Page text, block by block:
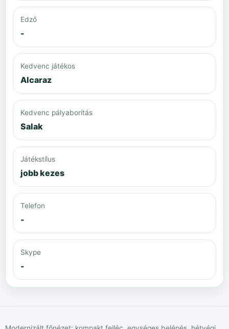
Edző
-
Kedvenc játékos
Alcaraz
Kedvenc pályaborítás
Salak
Játékstílus
jobb kezes
Telefon
-
Skype
-